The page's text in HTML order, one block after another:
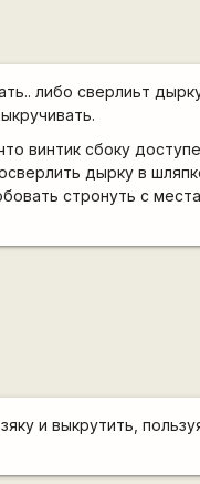
либо сверлиьт
винтик сбоку
дырку в
стронуть с
и выкрутить,